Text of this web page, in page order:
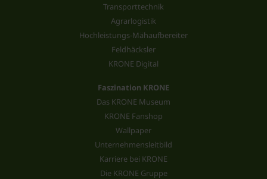
Transporttechnik
Agrarlogistik
Hochleistungs-Mähaufbereiter
Feldhäcksler
KRONE Digital
Faszination KRONE
Das KRONE Museum
KRONE Fanshop
Wallpaper
Unternehmensleitbild
Karriere bei KRONE
Die KRONE Gruppe